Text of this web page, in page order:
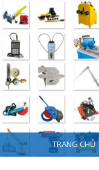
TRANG CHỦ